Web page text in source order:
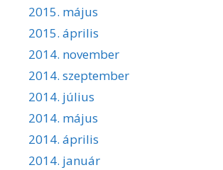
2015. május
2015. április
2014. november
2014. szeptember
2014. július
2014. május
2014. április
2014. január